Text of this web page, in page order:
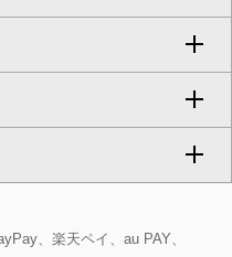
、楽天ペイ、au PAY、